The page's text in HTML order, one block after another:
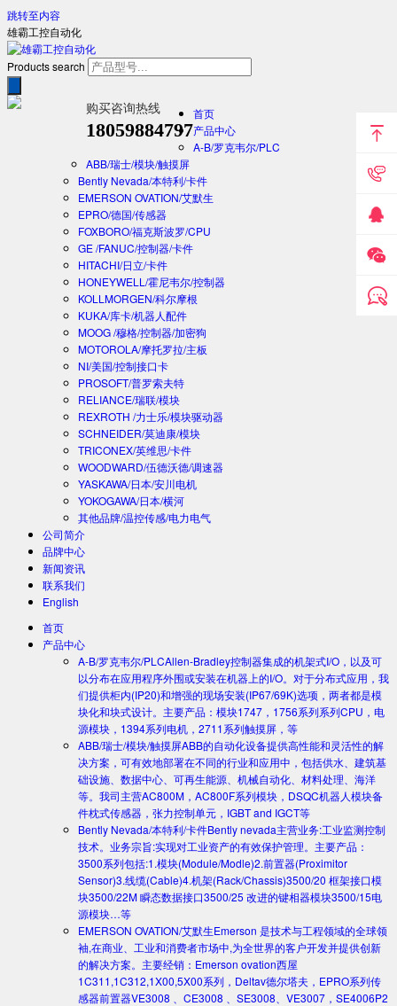
跳转至内容
雄霸工控自动化
Products search
购买咨询热线
18059884797
首页
产品中心
A-B/罗克韦尔/PLC
ABB/瑞士/模块/触摸屏
Bently Nevada/本特利/卡件
EMERSON OVATION/艾默生
EPRO/德国/传感器
FOXBORO/福克斯波罗/CPU
GE /FANUC/控制器/卡件
HITACHI/日立/卡件
HONEYWELL/霍尼韦尔/控制器
KOLLMORGEN/科尔摩根
KUKA/库卡/机器人配件
MOOG /穆格/控制器/加密狗
MOTOROLA/摩托罗拉/主板
NI/美国/控制接口卡
PROSOFT/普罗索夫特
RELIANCE/瑞联/模块
REXROTH /力士乐/模块驱动器
SCHNEIDER/莫迪康/模块
TRICONEX/英维思/卡件
WOODWARD/伍德沃德/调速器
YASKAWA/日本/安川电机
YOKOGAWA/日本/横河
其他品牌/温控传感/电力电气
公司简介
品牌中心
新闻资讯
联系我们
English
首页
产品中心
A-B/罗克韦尔/PLCAllen-Bradley控制器集成的机架式I/O，以及可
以分布在应用程序外围或安装在机器上的I/O。对于分布式应用，我
们提供柜内(IP20)和增强的现场安装(IP67/69K)选项，两者都是模
块化和块式设计。主要产品：模块1747，1756系列系列CPU，电
源模块，1394系列电机，2711系列触摸屏，等
ABB/瑞士/模块/触摸屏ABB的自动化设备提供高性能和灵活性的解
决方案，可有效地部署在不同的行业和应用中，包括供水、建筑基
础设施、数据中心、可再生能源、机械自动化、材料处理、海洋
等。我司主营AC800M，AC800F系列模块，DSQC机器人模块备
件枕式传感器，张力控制单元，IGBT and IGCT等
Bently Nevada/本特利/卡件Bently nevada主营业务:工业监测控制
技术。业务宗旨:实现对工业资产的有效保护管理。主要产品：
3500系列包括:1.模块(Module/Modle)2.前置器(Proximitor
Sensor)3.线缆(Cable)4.机架(Rack/Chassis)3500/20 框架接口模
块3500/22M 瞬态数据接口3500/25 改进的键相器模块3500/15电
源模块…等
EMERSON OVATION/艾默生Emerson 是技术与工程领域的全球领
袖,在商业、工业和消费者市场中,为全世界的客户开发并提供创新
的解决方案。主要经销：Emerson ovation西屋
1C311,1C312,1X00,5X00系列，Deltav德尔塔夫，EPRO系列传
感器前置器VE3008 、CE3008 、SE3008、VE3007，SE4006P2